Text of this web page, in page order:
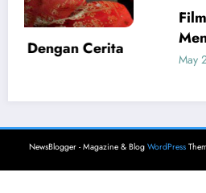
Film Animasi 2026
Mengharukan
May 23, 2026
NewsBlogger - Magazine & Blog WordPress